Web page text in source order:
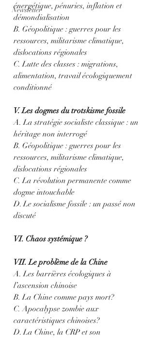
Newsletter
énergétique, pénuries, inflation et
démondialisation
B. Géopolitique : guerres pour les
ressources, militarisme climatique,
dislocations régionales
C. Lutte des classes : migrations,
alimentation, travail écologiquement
conditionné
V. Les dogmes du trotskisme fossile
A. La stratégie socialiste classique : un
héritage non interrogé
B. Géopolitique : guerres pour les
ressources, militarisme climatique,
dislocations régionales
C. La révolution permanente comme
dogme intouchable
D. Le socialisme fossile : un passé non
discuté
VI. Chaos systémique ?
VII. Le problème de la Chine
A. Les barrières écologiques à
l’ascension chinoise
B. La Chine comme pays mort?
C. Apocalypse zombie aux
caractéristiques chinoises?
D. La Chine, la CRP et son